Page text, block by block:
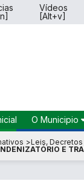
Vídeos
[Alt+v]
O Municipio
História do
Município
Leis, Decretos
E